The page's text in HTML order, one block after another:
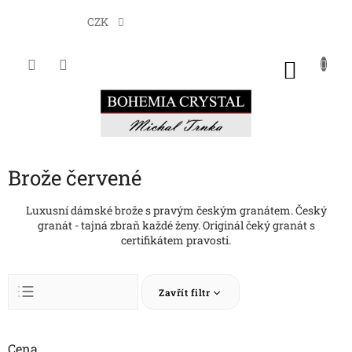
CZK
Brože červené
Luxusní dámské brože s pravým českým granátem. Český
granát - tajná zbraň každé ženy. Originál čeký granát s
certifikátem pravosti.
Ř
Zavřít filtr
Cena